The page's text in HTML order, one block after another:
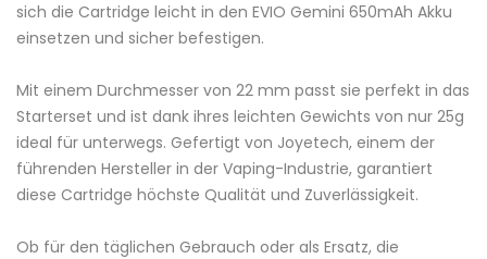
sich die Cartridge leicht in den EVIO Gemini 650mAh Akku
einsetzen und sicher befestigen.
Mit einem Durchmesser von 22 mm passt sie perfekt in das
Starterset und ist dank ihres leichten Gewichts von nur 25g
ideal für unterwegs. Gefertigt von Joyetech, einem der
führenden Hersteller in der Vaping-Industrie, garantiert
diese Cartridge höchste Qualität und Zuverlässigkeit.
Ob für den täglichen Gebrauch oder als Ersatz, die